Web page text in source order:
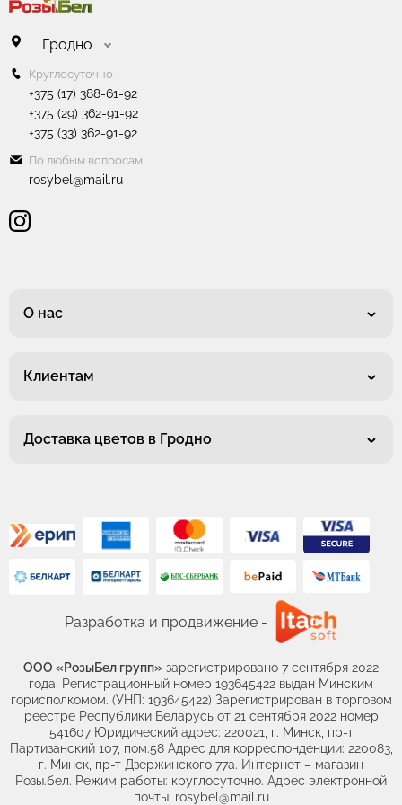
Гродно
Круглосуточно
+375 (17) 388-61-92
+375 (29) 362-91-92
+375 (33) 362-91-92
По любым вопросам
rosybel@mail.ru
О нас
Клиентам
Доставка цветов в Гродно
Разработка и продвижение -
ООО «РозыБел групп» зарегистрировано 7 сентября 2022
года. Регистрационный номер 193645422 выдан Минским
горисполкомом. (УНП: 193645422) Зарегистрирован в торговом
реестре Республики Беларусь от 21 сентября 2022 номер
541607 Юридический адрес: 220021, г. Минск, пр-т
Партизанский 107, пом.58 Адрес для корреспонденции: 220083,
г. Минск, пр-т Дзержинского 77а. Интернет – магазин
Розы.бел. Режим работы: круглосуточно. Адрес электронной
почты: rosybel@mail.ru